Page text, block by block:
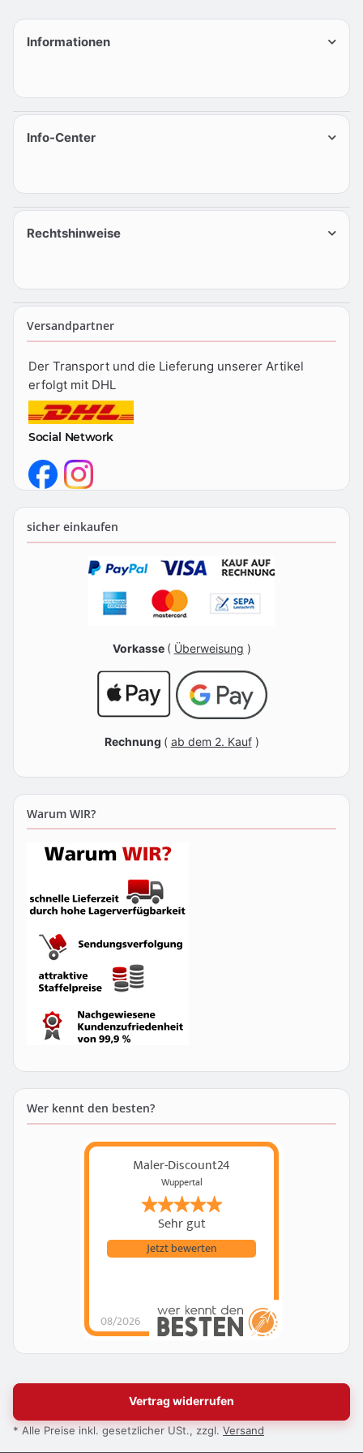
Informationen
Info-Center
Rechtshinweise
Versandpartner
Der Transport und die Lieferung unserer Artikel
erfolgt mit DHL
Social Network
sicher einkaufen
Vorkasse ( Überweisung )
Rechnung ( ab dem 2. Kauf)
Warum WIR?
Wer kennt den besten?
Maler-Discount24
Wuppertal
Sehr gut
08/2026
Jetzt bewerten
Vertrag widerrufen
* Alle Preise inkl. gesetzlicher USt., zzgl. Versand